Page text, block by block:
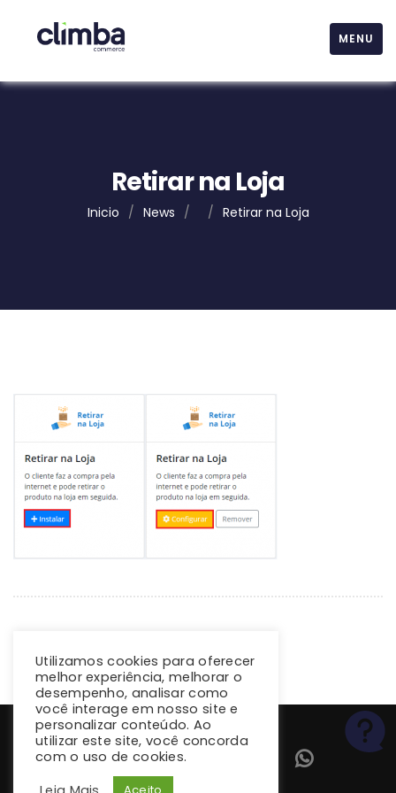
MENU
Retirar na Loja
Inicio / News / / Retirar na Loja
Utilizamos cookies para oferecer
melhor experiência, melhorar o
desempenho, analisar como
você interage em nosso site e
personalizar conteúdo. Ao
utilizar este site, você concorda
com o uso de cookies.